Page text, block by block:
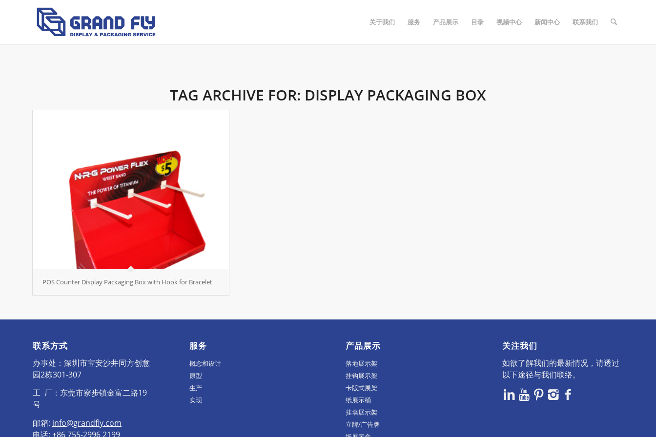
关于我们 服务 产品展示 目录 视频中心 新闻中心 联系我们
TAG ARCHIVE FOR: DISPLAY PACKAGING BOX
POS Counter Display Packaging Box with Hook for Bracelet
联系方式
办事处：深圳市宝安沙井同方创意
园2栋301-307
工 厂：东莞市寮步镇金富二路19
号
邮箱: info@grandfly.com
电话: +86 755-2996 2199
服务
概念和设计
原型
生产
实现
产品展示
落地展示架
挂钩展示架
卡版式展架
纸展示桶
挂墙展示架
立牌/广告牌
关注我们
如欲了解我们的最新情况，请透过
以下途径与我们联络。